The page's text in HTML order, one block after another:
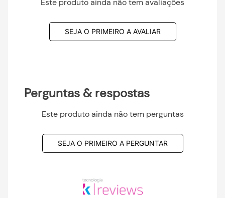
Este produto ainda não tem avaliações
SEJA O PRIMEIRO A AVALIAR
Perguntas & respostas
Este produto ainda não tem perguntas
SEJA O PRIMEIRO A PERGUNTAR